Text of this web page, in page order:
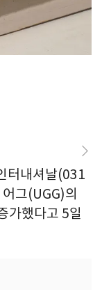
터내셔날(031
그(UGG)의
가했다고 5일